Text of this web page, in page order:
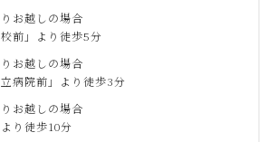
お越しの場合
前」より徒歩5分
お越しの場合
病院前」より徒歩3分
お越しの場合
り徒歩10分